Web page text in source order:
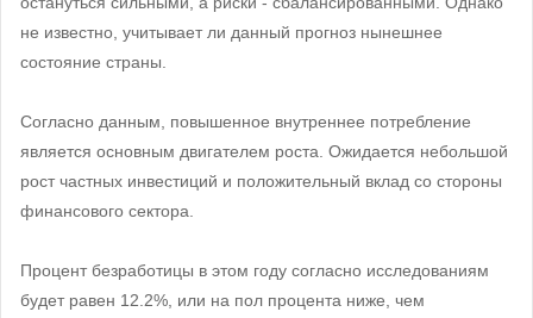
не известно, учитывает ли данный прогноз нынешнее
состояние страны.
Согласно данным, повышенное внутреннее потребление
является основным двигателем роста. Ожидается небольшой
рост частных инвестиций и положительный вклад со стороны
финансового сектора.
Процент безработицы в этом году согласно исследованиям
будет равен 12.2%, или на пол процента ниже, чем